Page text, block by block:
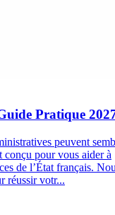
Pratique
peuvent
conçu pour vous aider à
de l’État français.
réussir votr...